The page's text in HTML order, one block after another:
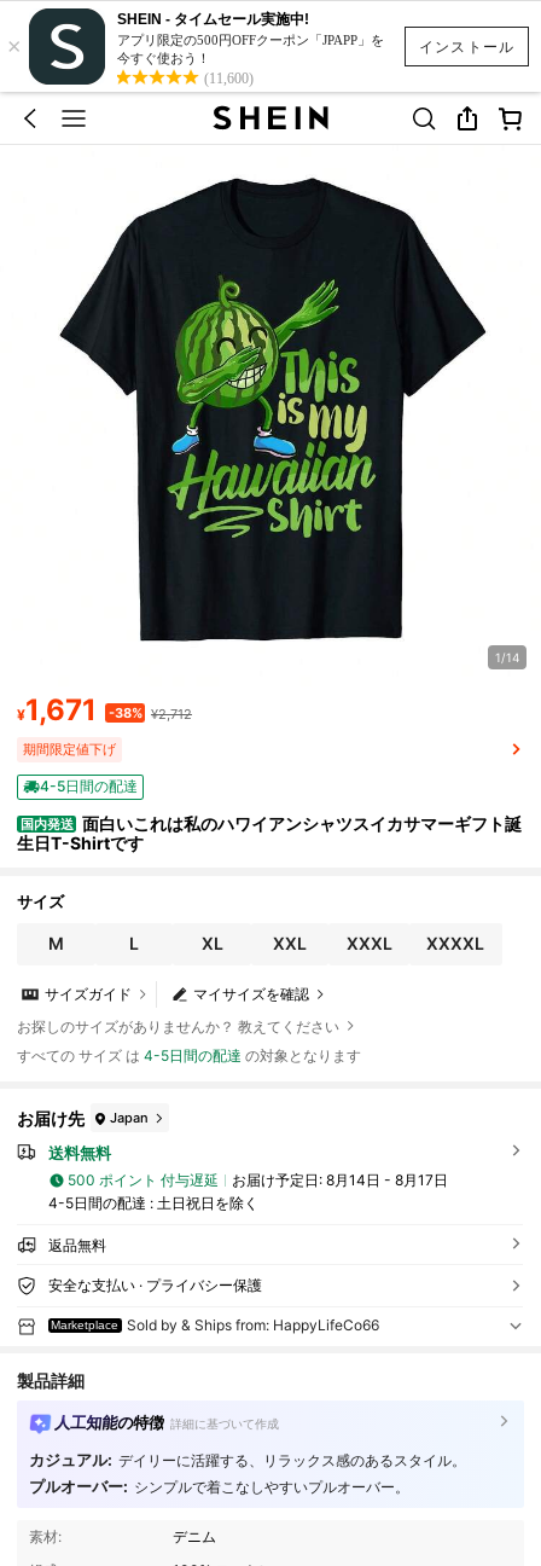
インストール
×
SHEIN - タイムセール実施中!
アプリ限定の500円OFFクーポン「JPAPP」を
今すぐ使おう！
(11,600)
1/14
¥1,671 -38% ¥2,712
期間限定値下げ
4-5日間の配達
国内発送 面白いこれは私のハワイアンシャツスイカサマーギフト誕
生日T-Shirtです
サイズ
M L XL XXL XXXL XXXXL
マイサイズを確認
サイズガイド
お探しのサイズがありませんか？ 教えてください
すべての サイズ は4-5日間の配達 の対象となります
お届け先 Japan
送料無料
500 ポイント 付与遅延 お届け予定日: 8月14日 - 8月17日
4-5日間の配達 : 土日祝日を除く
返品無料
安全な支払い · プライバシー保護
Marketplace Sold by & Ships from: HappyLifeCo66
製品詳細
人工知能の特徴 詳細に基づいて作成
カジュアル: デイリーに活躍する、リラックス感のあるスタイル。
プルオーバー: シンプルで着こなしやすいプルオーバー。
素材:
デニム
16 フォロワー